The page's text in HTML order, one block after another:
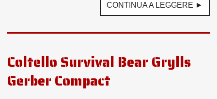
CONTINUA A LEGGERE ►
Coltello Survival Bear Grylls
Gerber Compact